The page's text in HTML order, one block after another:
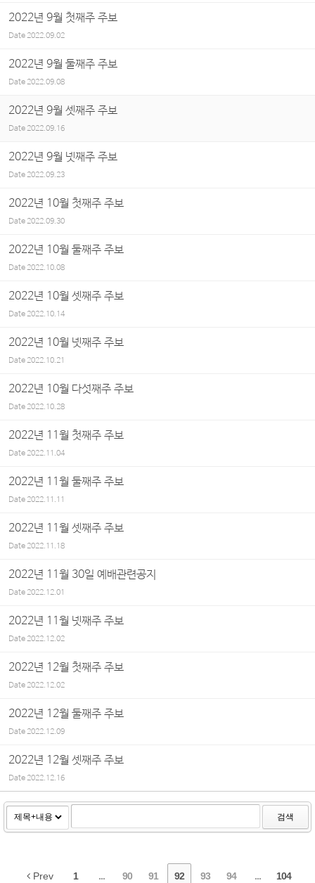
2022년 9월 첫째주 주보
Date2022.09.02
2022년 9월 둘째주 주보
Date2022.09.08
2022년 9월 셋째주 주보
Date 2022.09.16
2022년 9월 넷째주 주보
Date2022.09.23
2022년 10월 첫째주 주보
Date2022.09.30
2022년 10월 둘째주 주보
Date2022.10.08
2022년 10월 셋째주 주보
Date2022.10.14
2022년 10월 넷째주 주보
Date2022.10.21
2022년 10월 다섯째주 주보
Date2022.10.28
2022년 11월 첫째주 주보
Date2022.11.04
2022년 11월 둘째주 주보
Date2022.11.11
2022년 11월 셋째주 주보
Date2022.11.18
2022년 11월 30일 예배관련공지
Date2022.12.01
2022년 11월 넷째주 주보
Date2022.12.02
2022년 12월 첫째주 주보
Date2022.12.02
2022년 12월 둘째주 주보
Date2022.12.09
2022년 12월 셋째주 주보
Date2022.12.16
검색
Prev 1 ... 90 91 92 93 94 ... 104